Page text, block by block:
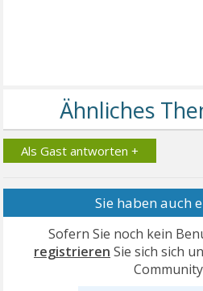
Als Gast antworten +
Sie haben auch
Sofern Sie noch kein
registrieren Sie sich sich